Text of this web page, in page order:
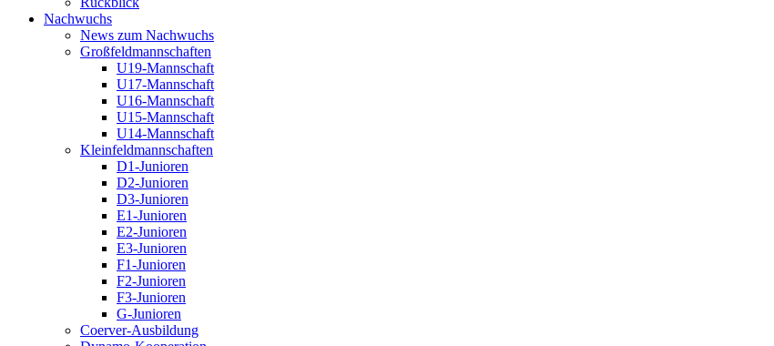
Nachwuchs
News zum Nachwuchs
Großfeldmannschaften
U19-Mannschaft
U17-Mannschaft
U16-Mannschaft
U15-Mannschaft
U14-Mannschaft
Kleinfeldmannschaften
D1-Junioren
D2-Junioren
D3-Junioren
E1-Junioren
E2-Junioren
E3-Junioren
F1-Junioren
F2-Junioren
F3-Junioren
G-Junioren
Coerver-Ausbildung